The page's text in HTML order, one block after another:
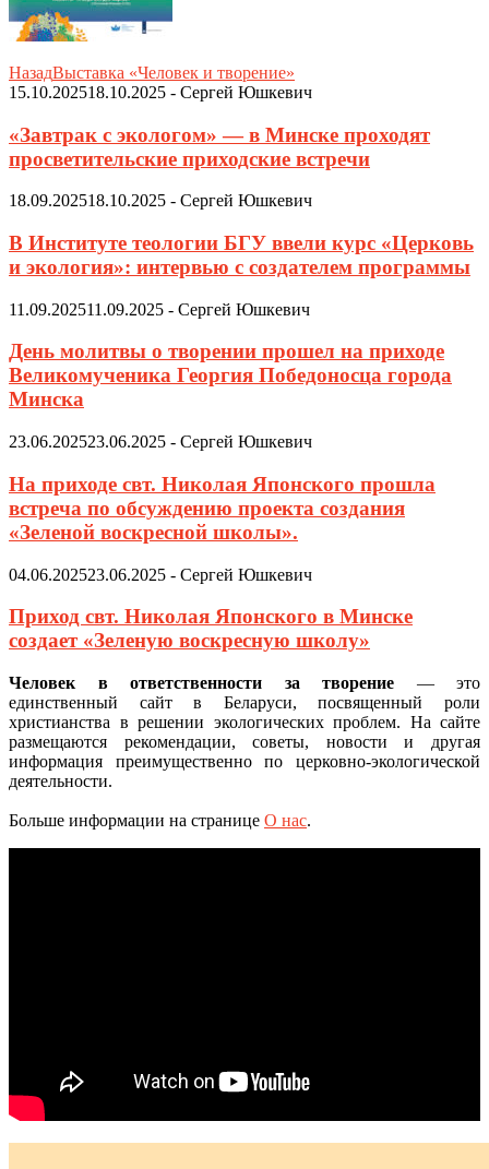
НазадВыставка «Человек и творение»
15.10.202518.10.2025 - Сергей Юшкевич
«Завтрак с экологом» — в Минске проходят
просветительские приходские встречи
18.09.202518.10.2025 - Сергей Юшкевич
В Институте теологии БГУ ввели курс «Церковь
и экология»: интервью с создателем программы
11.09.202511.09.2025 - Сергей Юшкевич
День молитвы о творении прошел на приходе
Великомученика Георгия Победоносца города
Минска
23.06.202523.06.2025 - Сергей Юшкевич
На приходе свт. Николая Японского прошла
встреча по обсуждению проекта создания
«Зеленой воскресной школы».
04.06.202523.06.2025 - Сергей Юшкевич
Приход свт. Николая Японского в Минске
создает «Зеленую воскресную школу»
Человек в ответственности за творение — это
единственный сайт в Беларуси, посвященный роли
христианства в решении экологических проблем. На сайте
размещаются рекомендации, советы, новости и другая
информация преимущественно по церковно-экологической
деятельности.
Больше информации на странице О нас.